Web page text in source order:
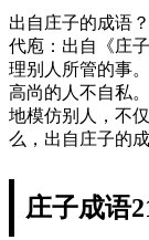
出自庄子的成语
代庖：出自《庄
理别人所管的事
高尚的人不自私
地模仿别人，不
么，出自庄子的
庄子成语